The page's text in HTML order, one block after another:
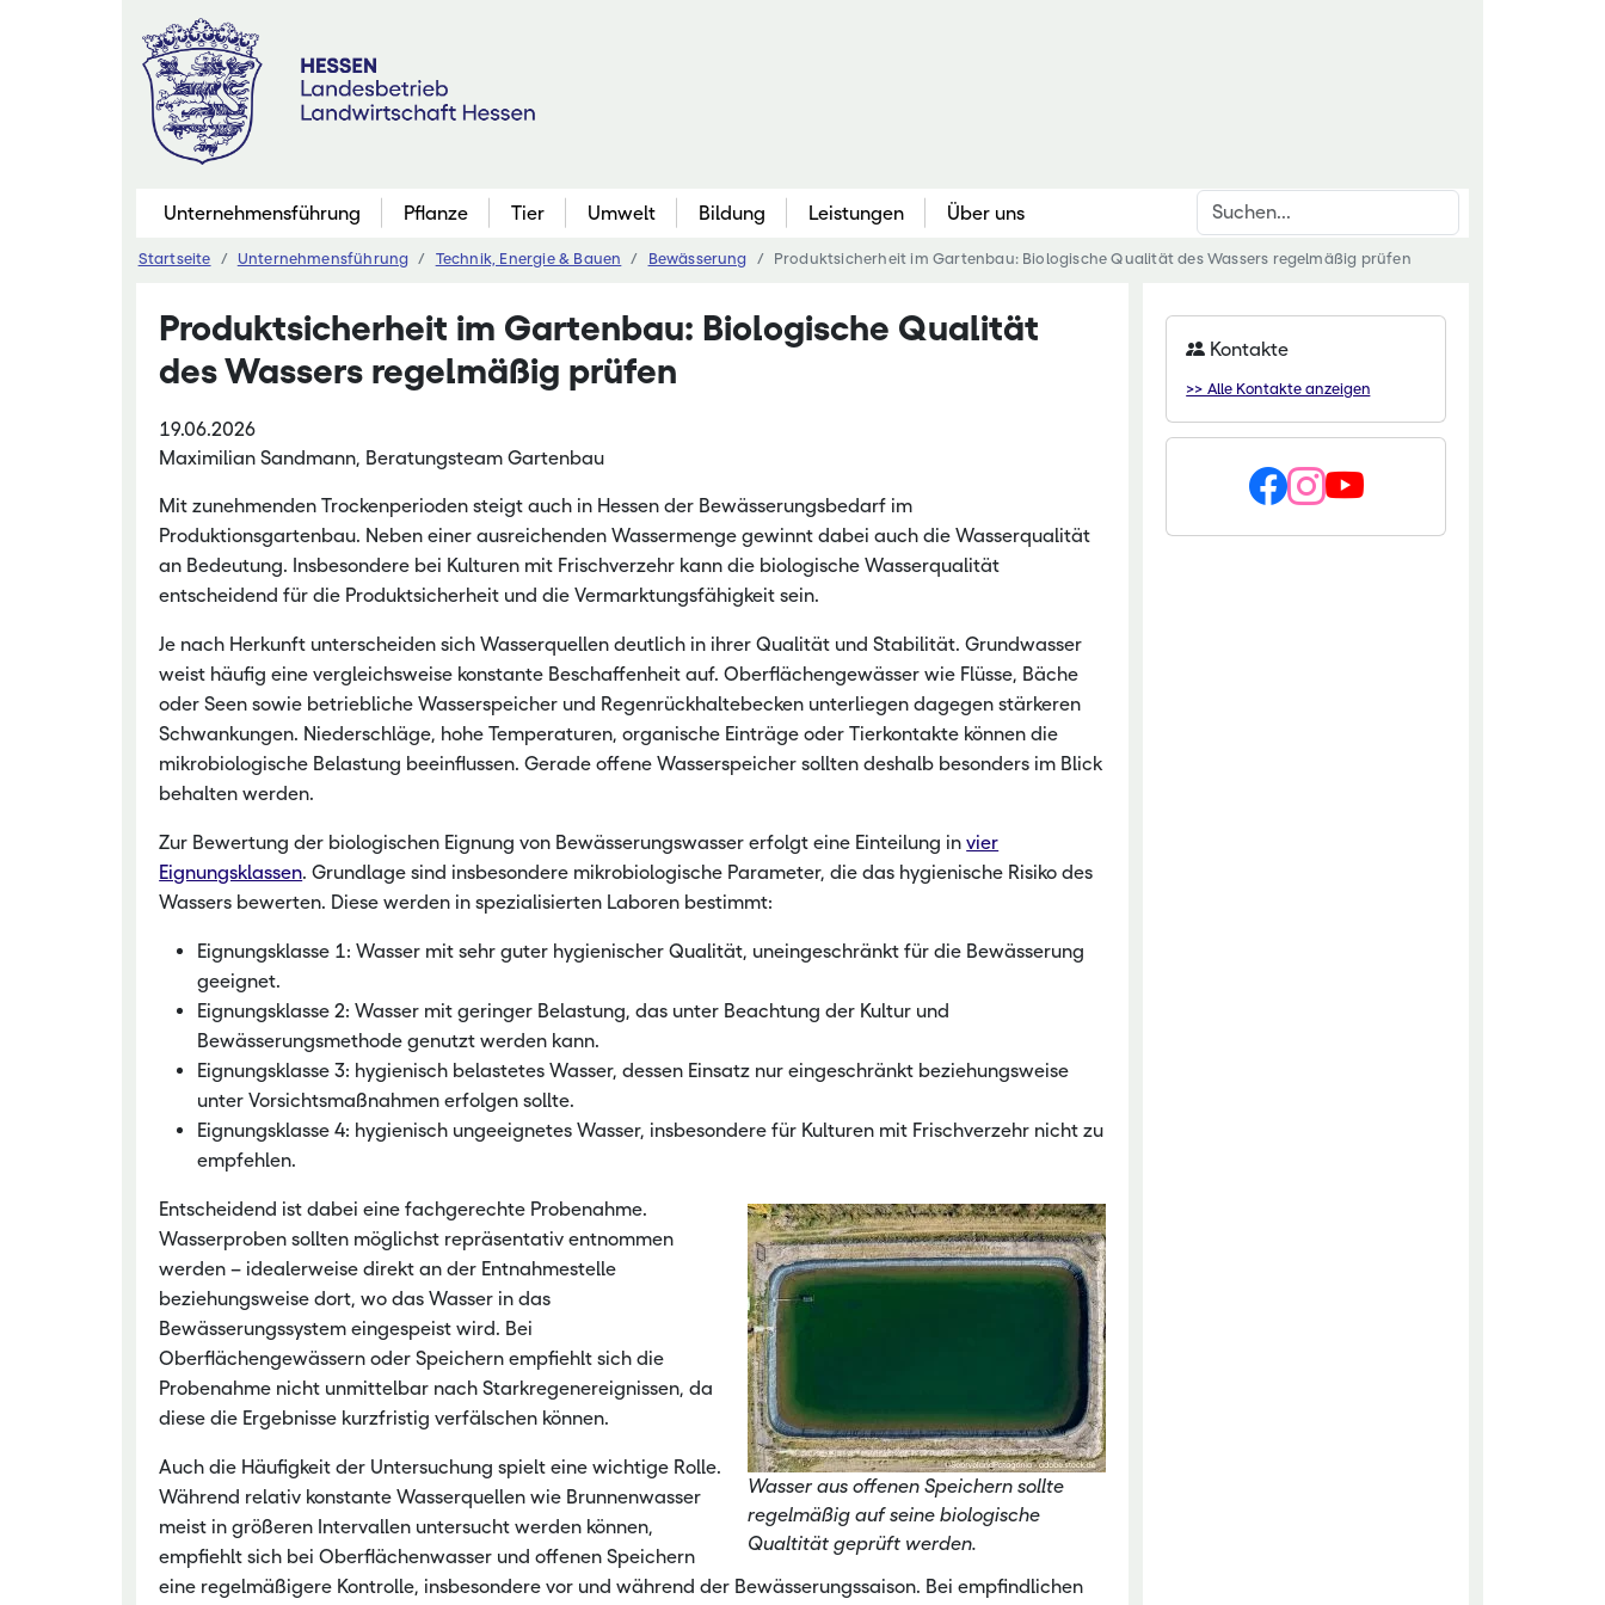
Inhalt
springen
Unternehmensführung Pflanze
Pflanzenbau
Marktfruchtbau
Grünland
Saatgutanerkennung
Ökologischer Pflanzenbau
Nachwachsende Rohstoffe
Gartenbau
Gemüsebau & Kräuter
Querschnittsthemen
Boden & Düngung
Agroforstsysteme
Tier Umwelt Bildung
Berufliche Bildung
Berufliche Erstausbildung
Bildungseinrichtungen
Akademie für den ländlichen Raum
Bieneninstitut Kirchhain
Bildungsseminar Rauischholzhausen
Hessische Gartenakademie
Kompetenzzentrum HessenRohstoffe (HeRo)
Landgestüt Dillenburg
Landwirtschaftliche Fachschulen
Leistungen Über uns Suchen
Startseite Unternehmensführung Technik, Energie & Bauen Bewässerung Produktsicherheit im Gartenbau: Biologische Qualität des Wassers regelmäßig prüfen
Produktsicherheit im Gartenbau: Biologische Qualität
des Wassers regelmäßig prüfen
19.06.2026
Maximilian Sandmann, Beratungsteam Gartenbau
Mit zunehmenden Trockenperioden steigt auch in Hessen der Bewässerungsbedarf im
Produktionsgartenbau. Neben einer ausreichenden Wassermenge gewinnt dabei auch die Wasserqualität
an Bedeutung. Insbesondere bei Kulturen mit Frischverzehr kann die biologische Wasserqualität
entscheidend für die Produktsicherheit und die Vermarktungsfähigkeit sein.
Je nach Herkunft unterscheiden sich Wasserquellen deutlich in ihrer Qualität und Stabilität. Grundwasser
weist häufig eine vergleichsweise konstante Beschaffenheit auf. Oberflächengewässer wie Flüsse, Bäche
oder Seen sowie betriebliche Wasserspeicher und Regenrückhaltebecken unterliegen dagegen stärkeren
Schwankungen. Niederschläge, hohe Temperaturen, organische Einträge oder Tierkontakte können die
mikrobiologische Belastung beeinflussen. Gerade offene Wasserspeicher sollten deshalb besonders im Blick
behalten werden.
Zur Bewertung der biologischen Eignung von Bewässerungswasser erfolgt eine Einteilung invier
Eignungsklassen. Grundlage sind insbesondere mikrobiologische Parameter, die das hygienische Risiko des
Wassers bewerten. Diese werden in spezialisierten Laboren bestimmt:
Eignungsklasse 1: Wasser mit sehr guter hygienischer Qualität, uneingeschränkt für die Bewässerung
geeignet.
Eignungsklasse 2: Wasser mit geringer Belastung, das unter Beachtung der Kultur und
Bewässerungsmethode genutzt werden kann.
Eignungsklasse 3: hygienisch belastetes Wasser, dessen Einsatz nur eingeschränkt beziehungsweise
unter Vorsichtsmaßnahmen erfolgen sollte.
Eignungsklasse 4: hygienisch ungeeignetes Wasser, insbesondere für Kulturen mit Frischverzehr nicht zu
empfehlen.
Wasser aus offenen Speichern sollte
regelmäßig auf seine biologische
Qualtität geprüft werden.
Entscheidend ist dabei eine fachgerechte Probenahme.
Wasserproben sollten möglichst repräsentativ entnommen
werden – idealerweise direkt an der Entnahmestelle
beziehungsweise dort, wo das Wasser in das
Bewässerungssystem eingespeist wird. Bei
Oberflächengewässern oder Speichern empfiehlt sich die
Probenahme nicht unmittelbar nach Starkregenereignissen, da
diese die Ergebnisse kurzfristig verfälschen können.
Auch die Häufigkeit der Untersuchung spielt eine wichtige Rolle.
Während relativ konstante Wasserquellen wie Brunnenwasser
meist in größeren Intervallen untersucht werden können,
empfiehlt sich bei Oberflächenwasser und offenen Speichern
eine regelmäßigere Kontrolle, insbesondere vor und während der Bewässerungssaison. Bei empfindlichen
Kontakte
>> Alle Kontakte anzeigen